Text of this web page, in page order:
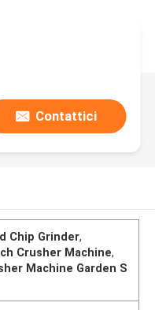
Contattici
Chip Grinder,
Crusher Machine,
Machine Garden S